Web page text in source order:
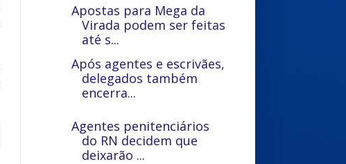
Apostas para Mega da
Virada podem ser feitas
até s...
Após agentes e escrivães,
delegados também
encerra...
Agentes penitenciários
do RN decidem que
deixarão ...